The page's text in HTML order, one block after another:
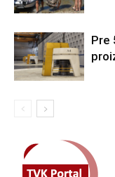
Pre